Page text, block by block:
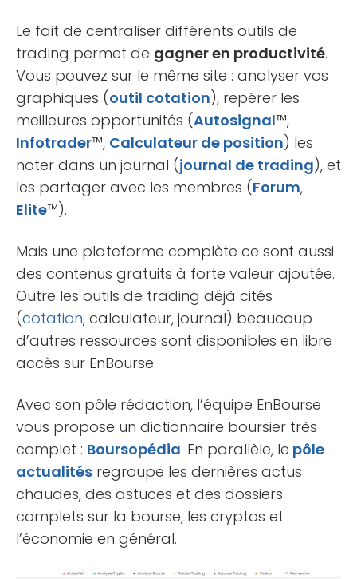
Le fait de centraliser différents outils de
trading permet de gagner en productivité.
Vous pouvez sur le même site : analyser vos
graphiques (outil cotation), repérer les
meilleures opportunités (Autosignal™,
Infotrader™, Calculateur de position) les
noter dans un journal (journal de trading), et
les partager avec les membres (Forum,
Elite™).
Mais une plateforme complète ce sont aussi
des contenus gratuits à forte valeur ajoutée.
Outre les outils de trading déjà cités
(cotation, calculateur, journal) beaucoup
d’autres ressources sont disponibles en libre
accès sur EnBourse.
Avec son pôle rédaction, l’équipe EnBourse
vous propose un dictionnaire boursier très
complet : Boursopédia. En parallèle, le pôle
actualités regroupe les dernières actus
chaudes, des astuces et des dossiers
complets sur la bourse, les cryptos et
l’économie en général.